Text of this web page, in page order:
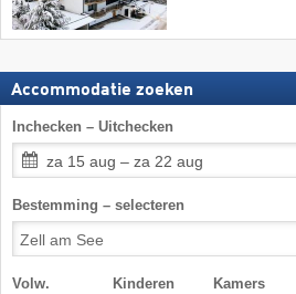
Accommodatie zoeken
Inchecken – Uitchecken
za 15 aug – za 22 aug
Bestemming – selecteren
Volw. Kinderen Kamers